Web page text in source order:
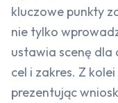
kluczowe punkty
nie tylko
ustawia scenę dla
cel i zakres. Z
prezentując